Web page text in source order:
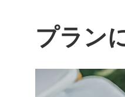
プラン